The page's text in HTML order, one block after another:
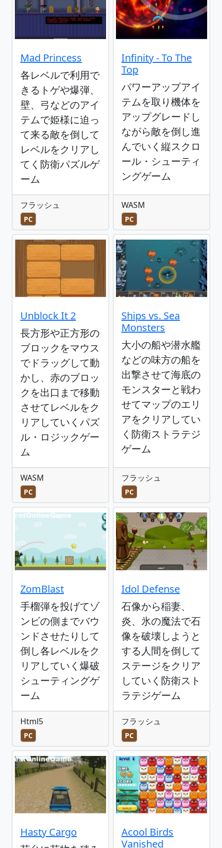
Mad Princess
各レベルで利用で
きるトゲや爆弾、
壁、弓などのアイ
テムで姫様に迫っ
て来る敵を倒して
レベルをクリアし
てく防衛パズルゲ
ーム
フラッシュ
PC
Infinity - To The
Top
パワーアップアイ
テムを取り機体を
アップグレードし
ながら敵を倒し進
んでいく縦スクロ
ール・シューティ
ングゲーム
WASM
PC
Unblock It 2
長方形や正方形の
ブロックをマウス
でドラッグして動
かし、赤のブロッ
クを出口まで移動
させてレベルをク
リアしていくパズ
ル・ロジックゲー
ム
WASM
PC
Ships vs. Sea
Monsters
大小の船や潜水艦
などの味方の船を
出撃させて海底の
モンスターと戦わ
せてマップのエリ
アをクリアしてい
く防衛ストラテジ
ゲーム
フラッシュ
PC
ZomBlast
手榴弾を投げてゾ
ンビの側までバウ
ンドさせたりして
倒し各レベルをク
リアしていく爆破
シューティングゲ
ーム
Html5
PC
Idol Defense
石像から稲妻、
炎、氷の魔法で石
像を破壊しようと
する人間を倒して
ステージをクリア
していく防衛スト
ラテジゲーム
フラッシュ
PC
Hasty Cargo
Acool Birds
Vanished